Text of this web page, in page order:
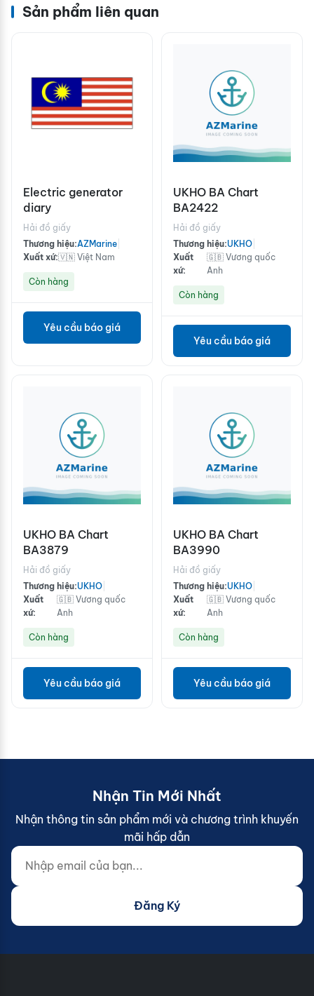
Sản phẩm liên quan
Electric generator
diary
Hải đồ giấy
Thương hiệu:AZMarine
Xuất xứ:🇻🇳 Việt Nam
Còn hàng
Yêu cầu báo giá
UKHO BA Chart
BA2422
Hải đồ giấy
Thương hiệu:UKHO
Xuất
xứ:
🇬🇧 Vương quốc
Anh
Còn hàng
Yêu cầu báo giá
UKHO BA Chart
BA3879
Hải đồ giấy
Thương hiệu:UKHO
Xuất
xứ:
🇬🇧 Vương quốc
Anh
Còn hàng
Yêu cầu báo giá
UKHO BA Chart
BA3990
Hải đồ giấy
Thương hiệu:UKHO
Xuất
xứ:
🇬🇧 Vương quốc
Anh
Còn hàng
Yêu cầu báo giá
Nhận Tin Mới Nhất
Nhận thông tin sản phẩm mới và chương trình khuyến
mãi hấp dẫn
Nhập email của bạn...
Website (do not fill)
Đăng Ký